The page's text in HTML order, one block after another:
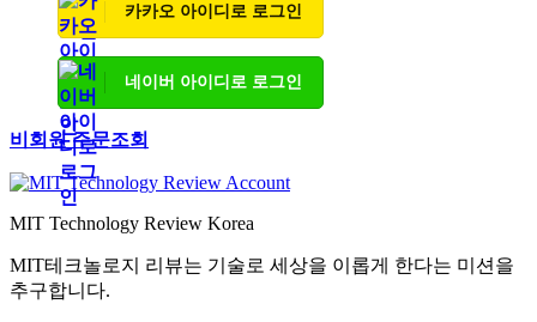
카카오 아이디로 로그인
네이버 아이디로 로그인
비회원 주문조회
MIT Technology Review Korea
MIT테크놀로지 리뷰는 기술로 세상을 이롭게 한다는 미션을
추구합니다.